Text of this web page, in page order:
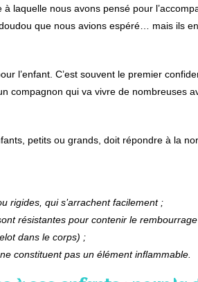
laquelle nous avons pensé pour
que nous avions espéré… mais ils
l’enfant. C’est souvent le premier
compagnon qui va vivre de nombreuses
petits ou grands, doit répondre à la
rigides, qui s’arrachent facilement ;
résistantes pour contenir le
dans le corps) ;
constituent pas un élément inflammable.